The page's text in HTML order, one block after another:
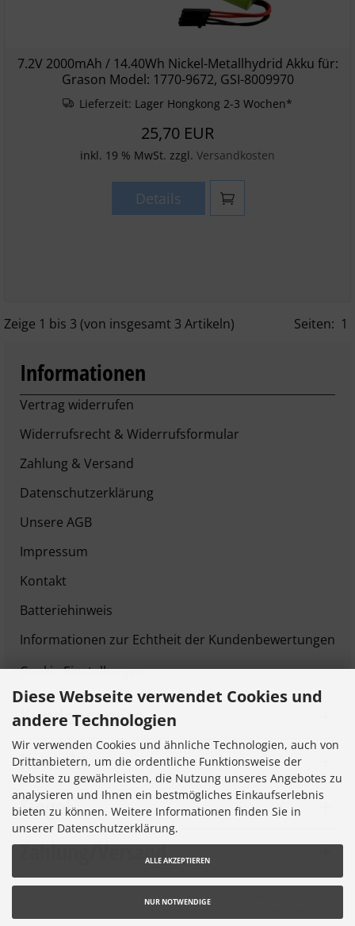
7.2V 2000mAh / 14.40Wh Nickel-Metallhydrid Akku für:
Grason Model: 1770-9672, GSI-8009970
Lieferzeit: Lager Hongkong 2-3 Wochen*
25,70 EUR
inkl. 19 % MwSt. zzgl. Versandkosten
Details
Zeige 1 bis 3 (von insgesamt 3 Artikeln) Seiten: 1
Informationen
Vertrag widerrufen
Widerrufsrecht & Widerrufsformular
Zahlung & Versand
Datenschutzerklärung
Unsere AGB
Impressum
Kontakt
Batteriehinweis
Informationen zur Echtheit der Kundenbewertungen
Cookie Einstellungen
Kundenservice
Kontakt
Siegel
Zahlung/Versand
Diese Webseite verwendet Cookies und
andere Technologien
Wir verwenden Cookies und ähnliche Technologien, auch von
Drittanbietern, um die ordentliche Funktionsweise der
Website zu gewährleisten, die Nutzung unseres Angebotes zu
analysieren und Ihnen ein bestmögliches Einkaufserlebnis
bieten zu können. Weitere Informationen finden Sie in
unserer Datenschutzerklärung.
ALLE AKZEPTIEREN
NUR NOTWENDIGE